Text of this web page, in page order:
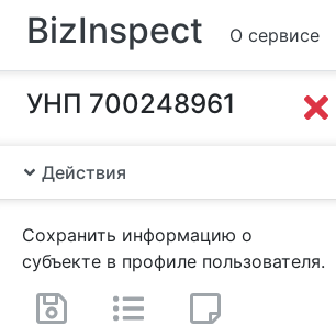
BizInspect О сервисе
УНП 700248961
Действия
Сохранить информацию о
субъекте в профиле пользователя.